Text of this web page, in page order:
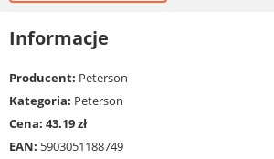
Informacje
Producent: Peterson
Kategoria: Peterson
Cena: 43.19 zł
EAN: 5903051188749